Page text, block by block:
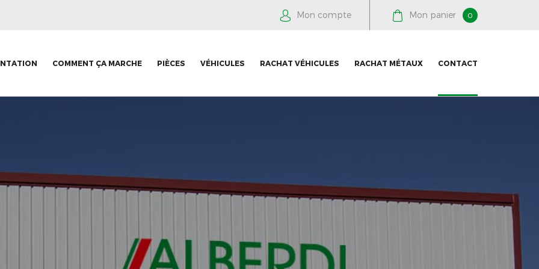
Mon compte Mon panier 0
COMMENT ÇA MARCHE PIÈCES VÉHICULES RACHAT VÉHICULES RACHAT MÉTAUX CONTACT